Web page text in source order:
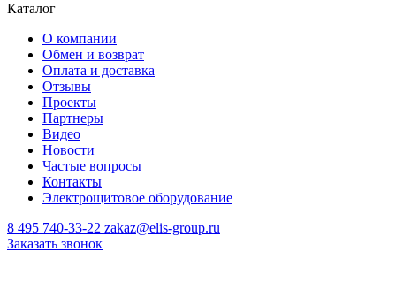
Каталог
О компании
Обмен и возврат
Оплата и доставка
Отзывы
Проекты
Партнеры
Видео
Новости
Частые вопросы
Контакты
Электрощитовое оборудование
8 495 740-33-22 zakaz@elis-group.ru
Заказать звонок